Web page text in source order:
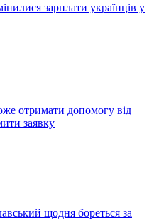
зарплати українців у
отримати допомогу від
заявку
щодня бореться за